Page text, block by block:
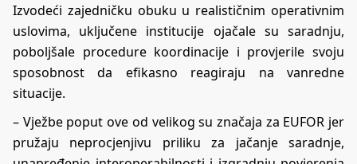
Izvodeći zajedničku obuku u realističnim operativnim
uslovima, uključene institucije ojačale su saradnju,
poboljšale procedure koordinacije i provjerile svoju
sposobnost da efikasno reagiraju na vanredne
situacije.
– Vježbe poput ove od velikog su značaja za EUFOR jer
pružaju neprocjenjivu priliku za jačanje saradnje,